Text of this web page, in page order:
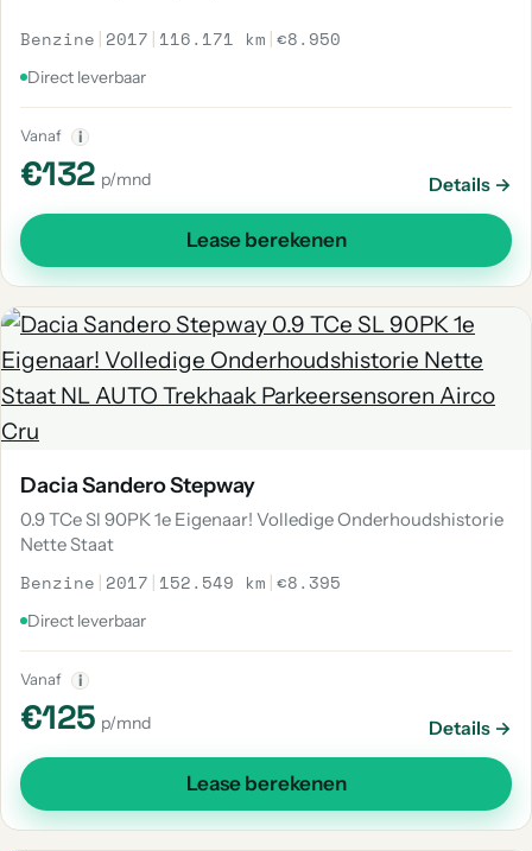
Benzine | 2017 | 116.171 km |€8.950
Direct leverbaar
Vanaf i
€132 p/mnd Details →
Lease berekenen
Dacia Sandero Stepway
0.9 TCe Sl 90PK 1e Eigenaar! Volledige Onderhoudshistorie
Nette Staat
Benzine | 2017 | 152.549 km |€8.395
Direct leverbaar
Vanaf i
€125 p/mnd Details →
Lease berekenen